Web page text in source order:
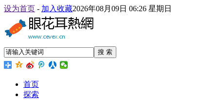
设为首页 - 加入收藏2026年08月09日 06:26 星期日
搜 索
首页
探索